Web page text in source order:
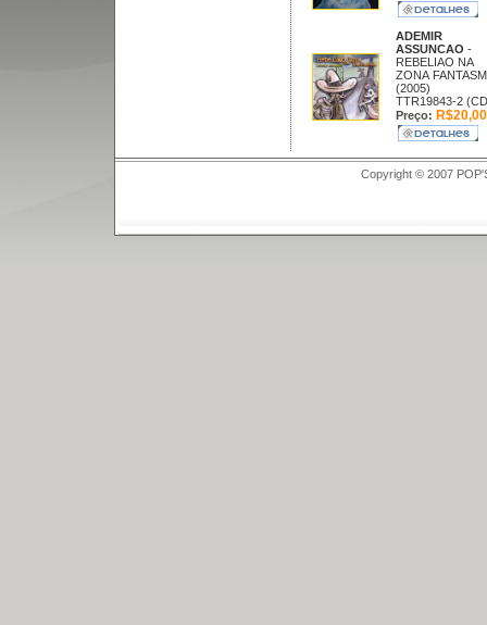
ADEMIR
ASSUNCAO -
REBELIAO NA
ZONA
(2005)
TTR19843-2
Preço: R$20,00
Copyright © 2007